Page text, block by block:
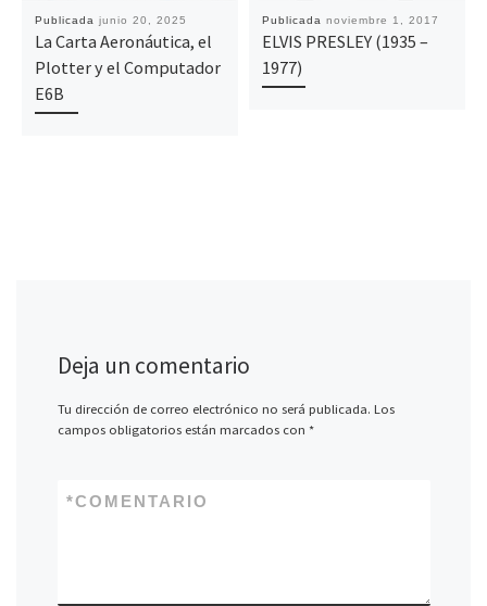
Publicada junio 20, 2025
La Carta Aeronáutica, el
Plotter y el Computador
E6B
Publicada noviembre 1, 2017
ELVIS PRESLEY (1935 –
1977)
Deja un comentario
Tu dirección de correo electrónico no será publicada. Los
campos obligatorios están marcados con *
COMENTARIO
*